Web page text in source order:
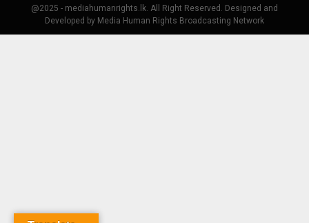
@2025 - mediahumanrights.lk. All Right Reserved. Designed and
Developed by Media Human Rights Broadcasting Network